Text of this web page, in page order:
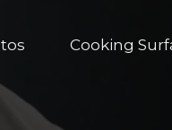
Cooking